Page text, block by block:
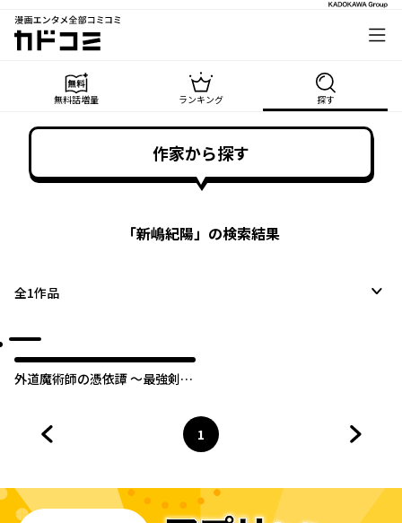
漫画エンタメ全部コミコミ
カドコミ
無料話増量 ランキング 探す
作家から探す
「新嶋紀陽」の検索結果
全1作品
外道魔術師の憑依譚 ～最強剣士
ページ
1
へ